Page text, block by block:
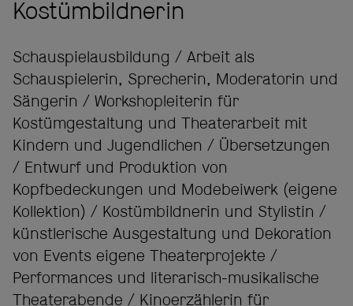
Kostümbildnerin
Schauspielausbildung / Arbeit als
Schauspielerin, Sprecherin, Moderatorin und
Sängerin / Workshopleiterin für
Kostümgestaltung und Theaterarbeit mit
Kindern und Jugendlichen / Übersetzungen
/ Entwurf und Produktion von
Kopfbedeckungen und Modebeiwerk (eigene
Kollektion) / Kostümbildnerin und Stylistin /
künstlerische Ausgestaltung und Dekoration
von Events eigene Theaterprojekte /
Performances und literarisch-musikalische
Theaterabende / Kinoerzählerin für